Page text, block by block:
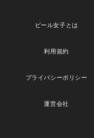
ビール女子とは
利用規約
プライバシーポリシー
運営会社